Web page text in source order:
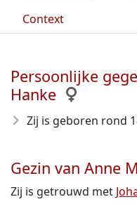
Context
Persoonlijke
Hanke
Zij is geboren rond
Gezin van Anne
Zij is getrouwd met